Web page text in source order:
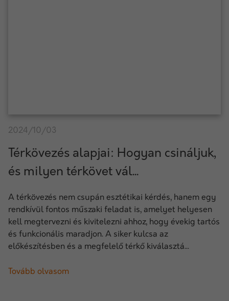
2024/10/03
Térkövezés alapjai: Hogyan csináljuk,
és milyen térkövet vál...
A térkövezés nem csupán esztétikai kérdés, hanem egy
rendkívül fontos műszaki feladat is, amelyet helyesen
kell megtervezni és kivitelezni ahhoz, hogy évekig tartós
és funkcionális maradjon. A siker kulcsa az
előkészítésben és a megfelelő térkő kiválasztá...
Tovább olvasom